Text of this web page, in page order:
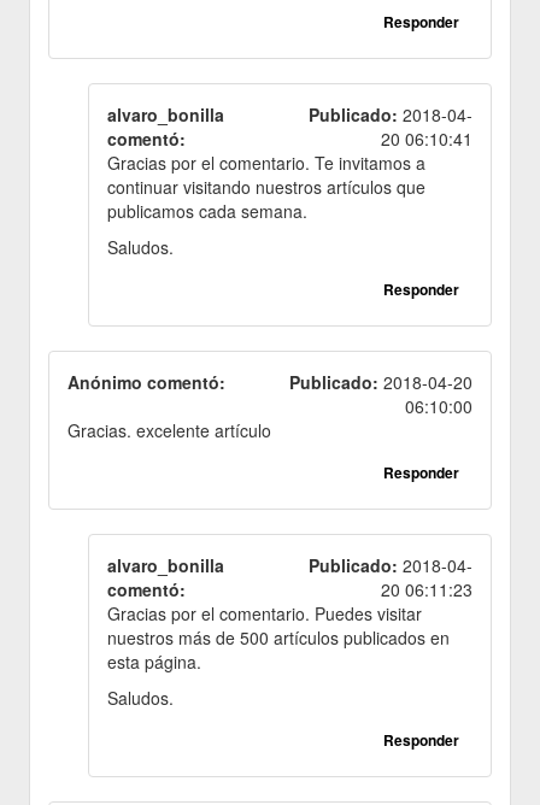
Responder
alvaro_bonilla
comentó:
Publicado: 2018-04-
20 06:10:41
Gracias por el comentario. Te invitamos a
continuar visitando nuestros artículos que
publicamos cada semana.
Saludos.
Responder
Anónimo comentó: Publicado: 2018-04-20
06:10:00
Gracias. excelente artículo
Responder
alvaro_bonilla
comentó:
Publicado: 2018-04-
20 06:11:23
Gracias por el comentario. Puedes visitar
nuestros más de 500 artículos publicados en
esta página.
Saludos.
Responder